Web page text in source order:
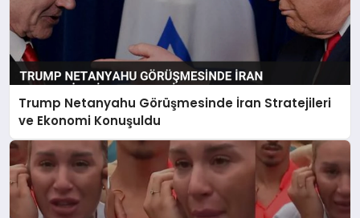
Trump Netanyahu Görüşmesinde İran Stratejileri
ve Ekonomi Konuşuldu